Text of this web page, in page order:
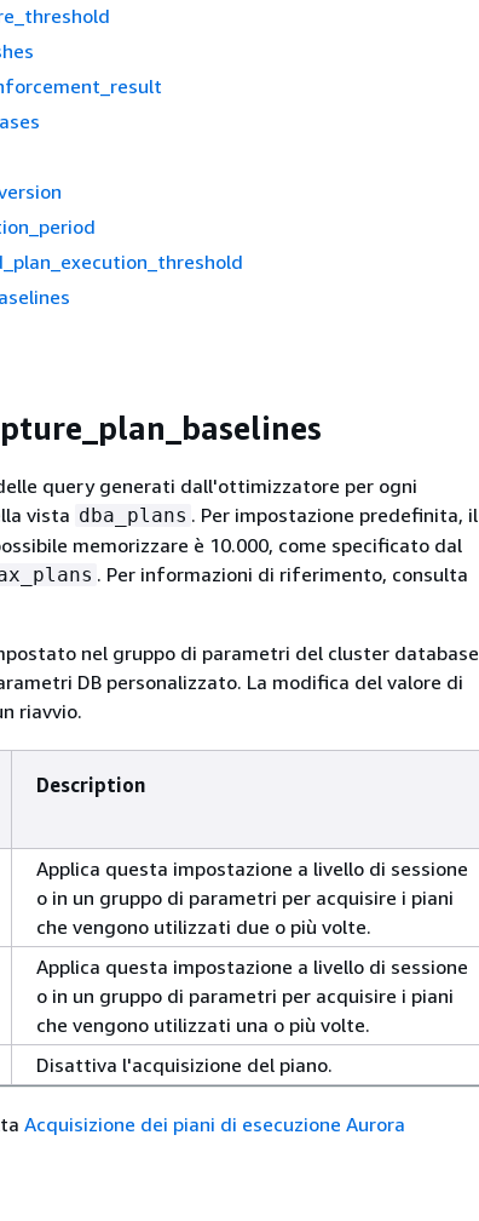
query generati dall'ottimizzatore per ogni
vista dba_plans . Per impostazione predefinita, il
memorizzare è 10.000, come specificato dal
. Per informazioni di riferimento, consulta
nel gruppo di parametri del cluster database
DB personalizzato. La modifica del valore di
riavvio.
Description
Applica questa impostazione a livello di sessione
o in un gruppo di parametri per acquisire i piani
che vengono utilizzati due o più volte.
Applica questa impostazione a livello di sessione
o in un gruppo di parametri per acquisire i piani
che vengono utilizzati una o più volte.
Disattiva l'acquisizione del piano.
Acquisizione dei piani di esecuzione Aurora